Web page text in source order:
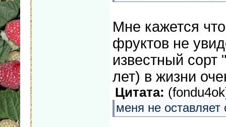
Мне кажется
фруктов не
известный
лет) в жизни
Цитата: (fondu4ok
меня не